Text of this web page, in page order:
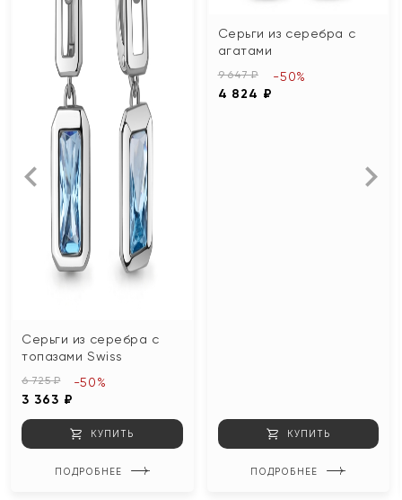
Серьги из серебра с
топазами Swiss
6 725 ₽
3 363 ₽
-50%
КУПИТЬ
ПОДРОБНЕЕ
Серьги из серебра с
агатами
9 647 ₽
4 824 ₽
-50%
КУПИТЬ
ПОДРОБНЕЕ